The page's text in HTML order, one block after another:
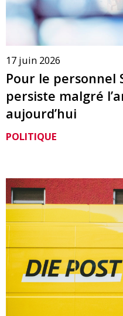
17 juin 2026
Pour le personnel
persiste malgré
aujourd’hui
POLITIQUE